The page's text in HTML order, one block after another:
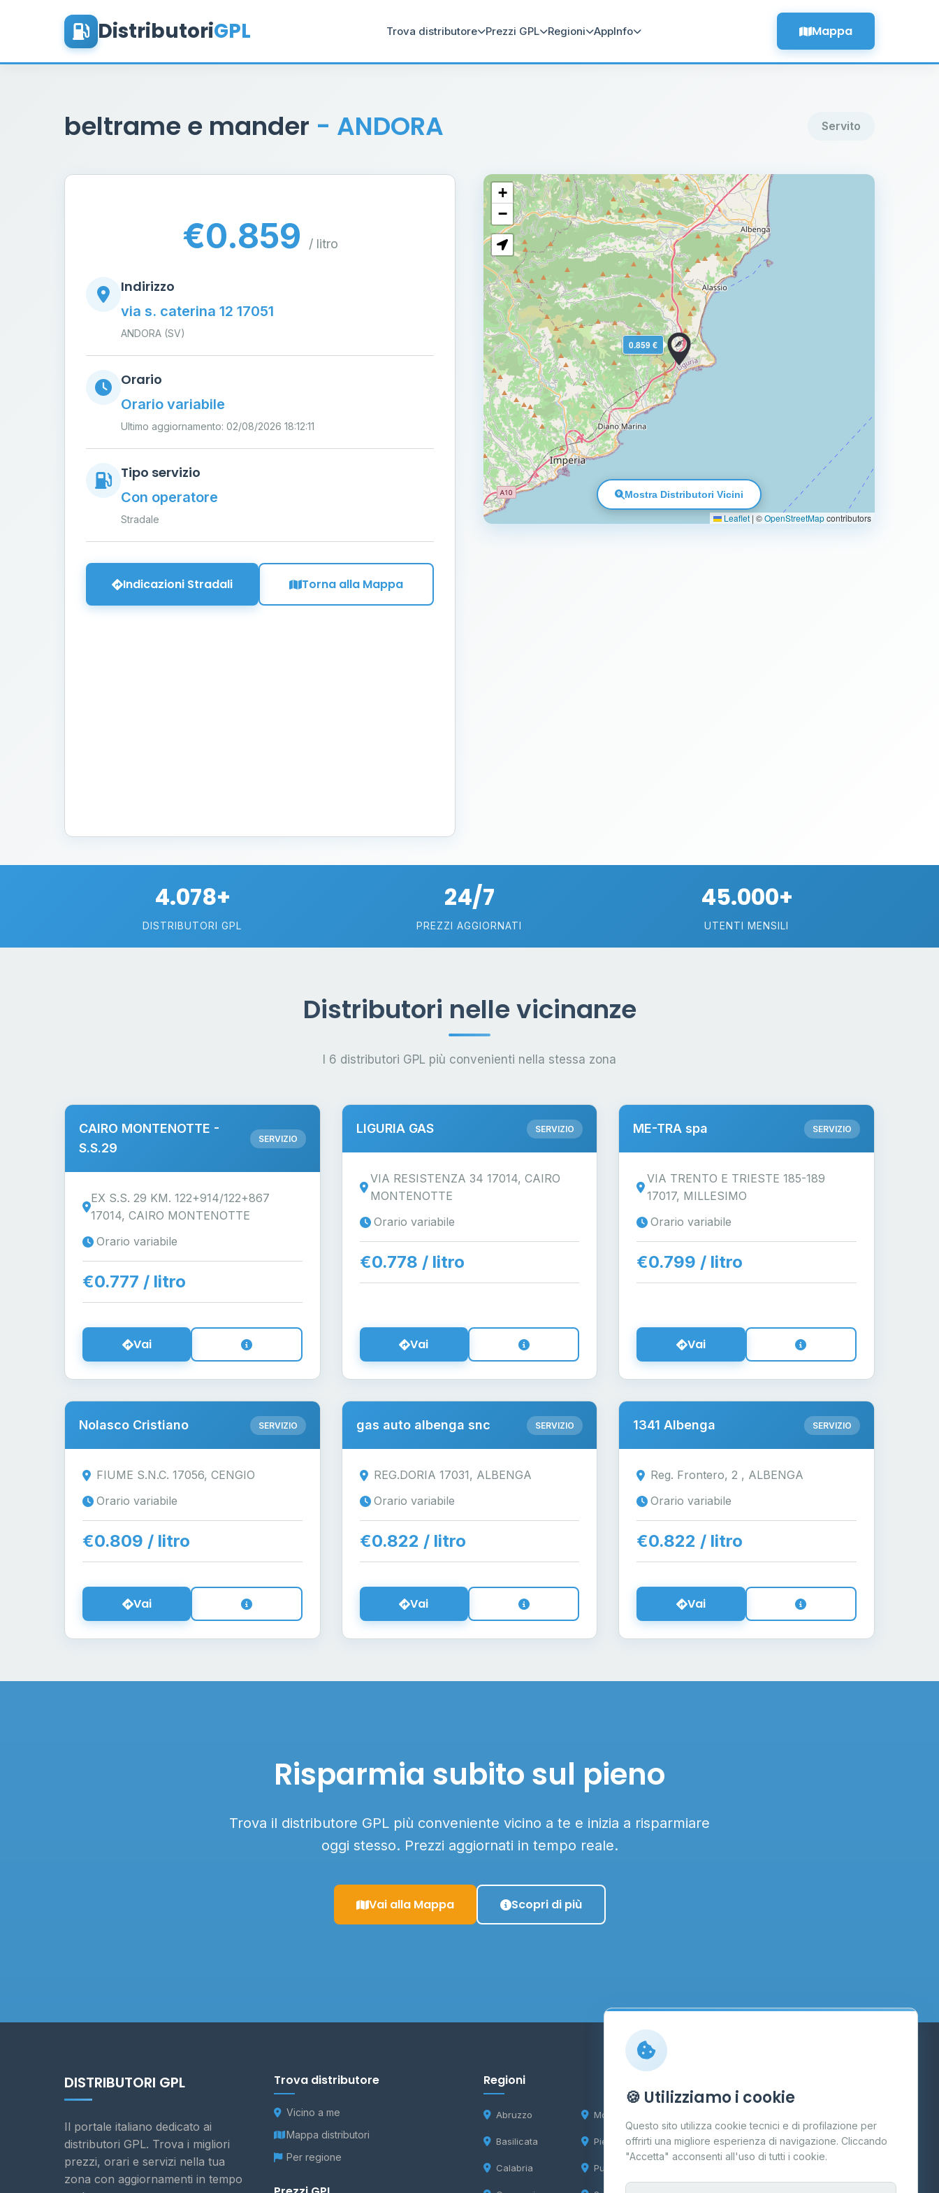
DistributoriGPL Trova distributore Prezzi GPL Regioni AppInfo Mappa
beltrame e mander - ANDORA Servito
€0.859 / litro
Indirizzo
via s. caterina 12 17051
ANDORA (SV)
Orario
Orario variabile
Ultimo aggiornamento: 02/08/2026 18:12:11
Tipo servizio
Con operatore
Stradale
Indicazioni Stradali Torna alla Mappa
0.859 €
+
−
Leaflet | ©OpenStreetMapcontributors
Mostra Distributori Vicini
4.078+
DISTRIBUTORI GPL
24/7
PREZZI AGGIORNATI
45.000+
UTENTI MENSILI
Distributori nelle vicinanze
I 6 distributori GPL più convenienti nella stessa zona
CAIRO MONTENOTTE -
S.S.29
SERVIZIO
EX S.S. 29 KM. 122+914/122+867
17014, CAIRO MONTENOTTE
Orario variabile
€0.777 / litro
Vai
LIGURIA GAS SERVIZIO
VIA RESISTENZA 34 17014, CAIRO
MONTENOTTE
Orario variabile
€0.778 / litro
Vai
ME-TRA spa SERVIZIO
VIA TRENTO E TRIESTE 185-189
17017, MILLESIMO
Orario variabile
€0.799 / litro
Vai
Nolasco Cristiano SERVIZIO
FIUME S.N.C. 17056, CENGIO
Orario variabile
€0.809 / litro
Vai
gas auto albenga snc SERVIZIO
REG.DORIA 17031, ALBENGA
Orario variabile
€0.822 / litro
Vai
1341 Albenga SERVIZIO
Reg. Frontero, 2 , ALBENGA
Orario variabile
€0.822 / litro
Vai
Risparmia subito sul pieno
Trova il distributore GPL più conveniente vicino a te e inizia a risparmiare
oggi stesso. Prezzi aggiornati in tempo reale.
Vai alla Mappa Scopri di più
DISTRIBUTORI GPL
Il portale italiano dedicato ai
distributori GPL. Trova i migliori
prezzi, orari e servizi nella tua
zona con aggiornamenti in tempo
Trova distributore
Vicino a me
Mappa distributori
Per regione
Regioni
Abruzzo
Basilicata
Calabria
Molise
Piemonte
Puglia
Contatti
Per gestori
🍪 Utilizziamo i cookie
Questo sito utilizza cookie tecnici e di profilazione per
offrirti una migliore esperienza di navigazione. Cliccando
"Accetta" acconsenti all'uso di tutti i cookie.